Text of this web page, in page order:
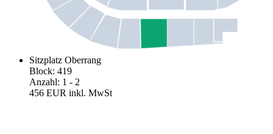
Sitzplatz Oberrang
Block: 419
Anzahl: 1 - 2
456 EUR inkl. MwSt